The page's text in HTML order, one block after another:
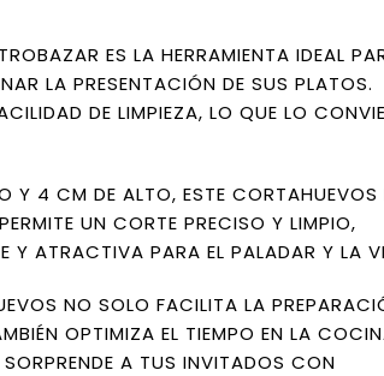
ES LA HERRAMIENTA IDEAL
LA PRESENTACIÓN DE SUS PLATOS.
DE LIMPIEZA, LO QUE LO
Y 4 CM DE ALTO, ESTE CORTAHUEVOS
UN CORTE PRECISO Y LIMPIO,
Y ATRACTIVA PARA EL PALADAR Y LA
NO SOLO FACILITA LA
OPTIMIZA EL TIEMPO EN LA
A TUS INVITADOS CON